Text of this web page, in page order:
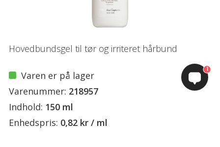
Hovedbundsgel til tør og irriteret hårbund
Varen er på lager
Varenummer: 218957
Indhold: 150 ml
Enhedspris: 0,82 kr / ml
1